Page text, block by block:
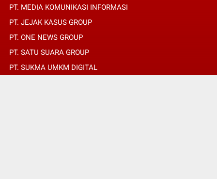
PT. MEDIA KOMUNIKASI INFORMASI
PT. JEJAK KASUS GROUP
PT. ONE NEWS GROUP
PT. SATU SUARA GROUP
PT. SUKMA UMKM DIGITAL